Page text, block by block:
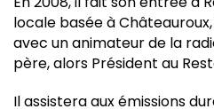
locale basée à
avec un animateur de la
père, alors Président au
Il assistera aux émissions